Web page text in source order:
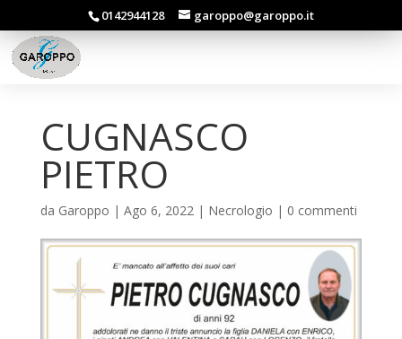
0142944128 garoppo@garoppo.it
CUGNASCO
PIETRO
da Garoppo | Ago 6, 2022| Necrologio | 0 commenti